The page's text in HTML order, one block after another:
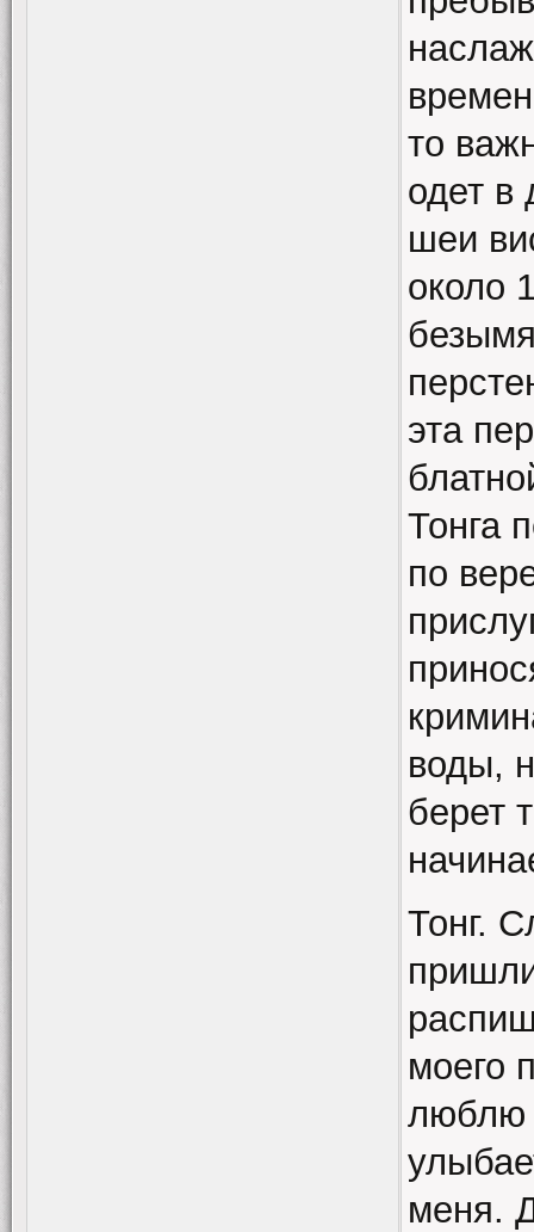
то
одет в
шеи
около
эта
Тонга
по
воды,
берет
Тонг.
моего
люблю
меня.